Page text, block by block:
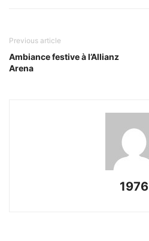
Previous article
Ambiance festive à l’Allianz
Arena
1976